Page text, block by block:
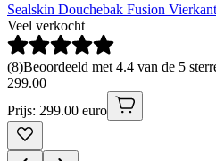
Sealskin Douchebak Fusion
Veel verkocht
(8)Beoordeeld met 4.4 van de 5
299.00
Prijs: 299.00 euro